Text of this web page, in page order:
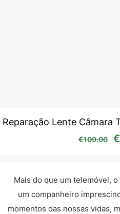
Reparação Lente Câmara
€109.00 €
Mais do que um telemóvel,
um companheiro
momentos das nossas vidas,